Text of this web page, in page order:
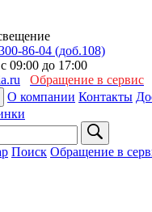
86-04 (доб.108)
09:00 до 17:00
Обращение в сервис
О компании Контакты
Поиск Обращение в